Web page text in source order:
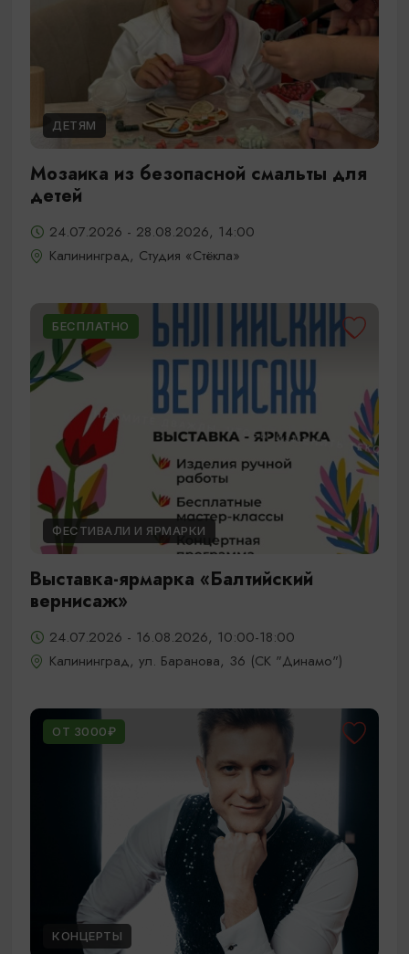
ДЕТЯМ
Мозаика из безопасной смальты для
детей
24.07.2026 - 28.08.2026, 14:00
Калининград, Студия «Стёкла»
БЕСПЛАТНО
ФЕСТИВАЛИ И ЯРМАРКИ
Выставка-ярмарка «Балтийский
вернисаж»
24.07.2026 - 16.08.2026, 10:00-18:00
Калининград, ул. Баранова, 36 (СК "Динамо")
ОТ 3000₽
КОНЦЕРТЫ